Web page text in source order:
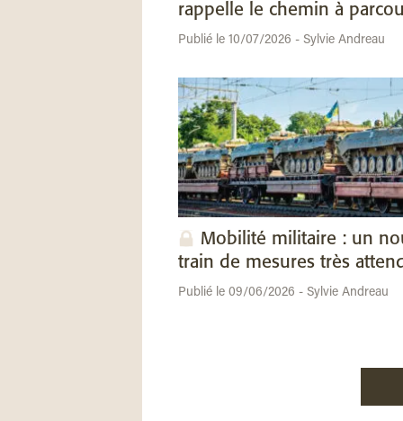
rappelle le chemin à
Publié le 10/07/2026 - Sylvie Andreau
Mobilité militaire : un
train de mesures très
Publié le 09/06/2026 - Sylvie Andreau